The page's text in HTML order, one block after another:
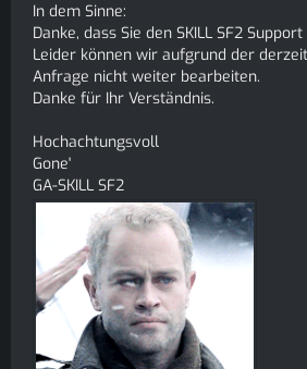
In dem Sinne:
Danke, dass Sie den SKILL SF2
Leider können wir aufgrund der
Anfrage nicht weiter bearbeiten.
Danke für Ihr Verständnis.
Hochachtungsvoll
Gone'
GA-SKILL SF2